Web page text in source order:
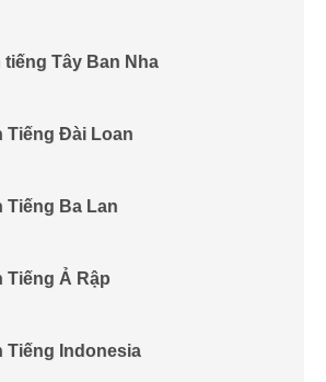
tiếng Tây Ban Nha
Tiếng Đài Loan
Tiếng Ba Lan
Tiếng Ả Rập
Tiếng Indonesia